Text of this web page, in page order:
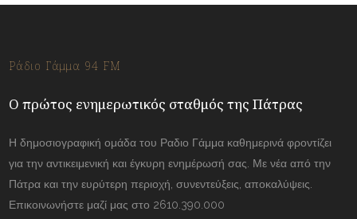
Ράδιο Γάμμα 94 FM
Ο πρώτος ενημερωτικός σταθμός της Πάτρας
Η δημοσιογραφική ομάδα του Ραδιο Γάμμα καθημερινά φροντίζει
για την αντικειμενική και έγκυρη ενημέρωσή σας. Με νέα από την
Πάτρα και την ευρύτερη περιοχή, συνεντεύξεις, αποκαλύψεις.
Επικοινωνήστε μαζί μας στο 2610.390.000